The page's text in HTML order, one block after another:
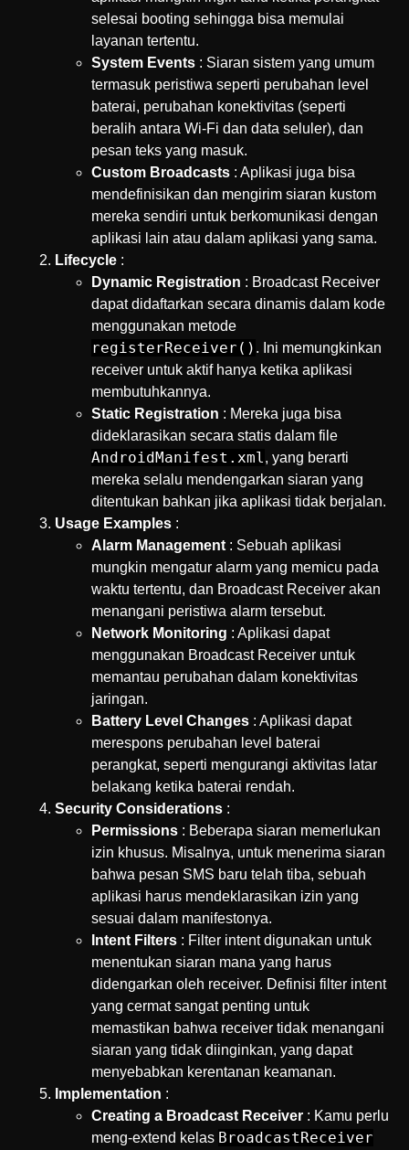
selesai booting sehingga bisa memulai
layanan tertentu.
System Events : Siaran sistem yang umum
termasuk peristiwa seperti perubahan level
baterai, perubahan konektivitas (seperti
beralih antara Wi-Fi dan data seluler), dan
pesan teks yang masuk.
Custom Broadcasts : Aplikasi juga bisa
mendefinisikan dan mengirim siaran kustom
mereka sendiri untuk berkomunikasi dengan
aplikasi lain atau dalam aplikasi yang sama.
Lifecycle :
Dynamic Registration : Broadcast Receiver
dapat didaftarkan secara dinamis dalam kode
menggunakan metode
registerReceiver() . Ini memungkinkan
receiver untuk aktif hanya ketika aplikasi
membutuhkannya.
Static Registration : Mereka juga bisa
dideklarasikan secara statis dalam file
AndroidManifest.xml, yang berarti
mereka selalu mendengarkan siaran yang
ditentukan bahkan jika aplikasi tidak berjalan.
Usage Examples :
Alarm Management : Sebuah aplikasi
mungkin mengatur alarm yang memicu pada
waktu tertentu, dan Broadcast Receiver akan
menangani peristiwa alarm tersebut.
Network Monitoring : Aplikasi dapat
menggunakan Broadcast Receiver untuk
memantau perubahan dalam konektivitas
jaringan.
Battery Level Changes : Aplikasi dapat
merespons perubahan level baterai
perangkat, seperti mengurangi aktivitas latar
belakang ketika baterai rendah.
Security Considerations :
Permissions : Beberapa siaran memerlukan
izin khusus. Misalnya, untuk menerima siaran
bahwa pesan SMS baru telah tiba, sebuah
aplikasi harus mendeklarasikan izin yang
sesuai dalam manifestonya.
Intent Filters : Filter intent digunakan untuk
menentukan siaran mana yang harus
didengarkan oleh receiver. Definisi filter intent
yang cermat sangat penting untuk
memastikan bahwa receiver tidak menangani
siaran yang tidak diinginkan, yang dapat
menyebabkan kerentanan keamanan.
Implementation :
Creating a Broadcast Receiver : Kamu perlu
meng-extend kelas BroadcastReceiver